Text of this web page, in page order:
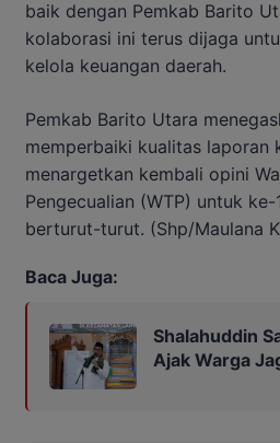
baik dengan Pemkab Barito
kolaborasi ini terus dijaga
kelola keuangan daerah.
Pemkab Barito Utara
memperbaiki kualitas laporan
menargetkan kembali opini
Pengecualian (WTP) untuk ke-
berturut-turut. (Shp/Maulana
Baca Juga:
Shalahuddin
Ajak Warga